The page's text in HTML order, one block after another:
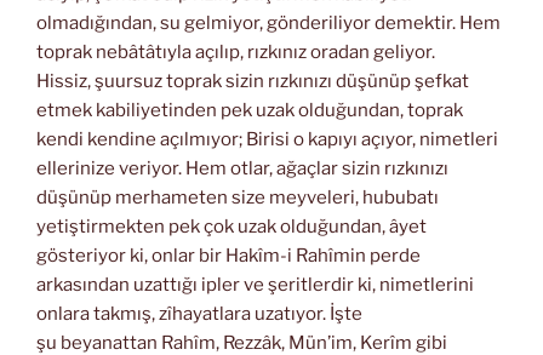
olmadığından, su gelmiyor, gönderiliyor demektir. Hem
toprak nebâtâtıyla açılıp, rızkınız oradan geliyor.
Hissiz, şuursuz toprak sizin rızkınızı düşünüp şefkat
etmek kabiliyetinden pek uzak olduğundan, toprak
kendi kendine açılmıyor; Birisi o kapıyı açıyor, nimetleri
ellerinize veriyor. Hem otlar, ağaçlar sizin rızkınızı
düşünüp merhameten size meyveleri, hububatı
yetiştirmekten pek çok uzak olduğundan, âyet
gösteriyor ki, onlar bir Hakîm-i Rahîmin perde
arkasından uzattığı ipler ve şeritlerdir ki, nimetlerini
onlara takmış, zîhayatlara uzatıyor. İşte
şu beyanattan Rahîm, Rezzâk, Mün’im, Kerîm gibi